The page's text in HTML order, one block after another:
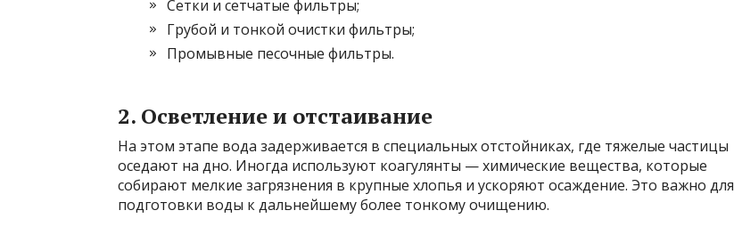
Сетки и сетчатые фильтры;
Грубой и тонкой очистки фильтры;
Промывные песочные фильтры.
2. Осветление и отстаивание
На этом этапе вода задерживается в специальных отстойниках, где тяжелые частицы
оседают на дно. Иногда используют коагулянты — химические вещества, которые
собирают мелкие загрязнения в крупные хлопья и ускоряют осаждение. Это важно для
подготовки воды к дальнейшему более тонкому очищению.